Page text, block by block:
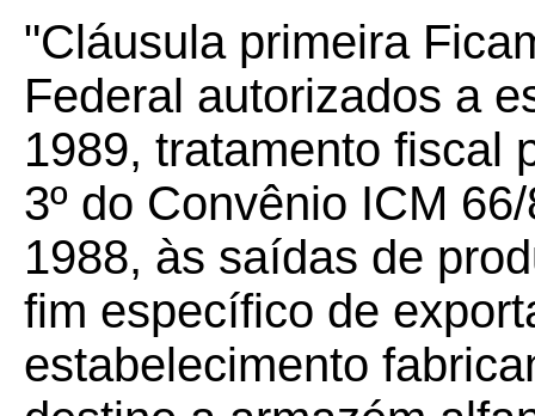
"Cláusula primeira
Federal autorizados a
1989, tratamento fiscal
3º do Convênio ICM
1988, às saídas de
fim específico de
estabelecimento